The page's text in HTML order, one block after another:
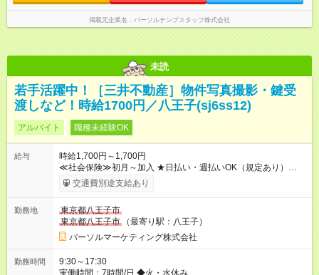
掲載元企業名 パーソルテンプスタッフ株式会社
未読
若手活躍中！［三井不動産］物件写真撮影・鍵受
渡しなど！時給1700円／八王子(sj6ss12)
アルバイト 職種未経験OK
給与
時給1,700円～1,700円
≪社会保険≫初月～加入 ★日払い・週払いOK（規定あり）
【試用期間】試用期間なし
交通費別途支給あり
勤務地
東京都八王子市
東京都八王子市
（最寄り駅：八王子）
パーソルマーケティング株式会社
勤務時間
9:30～17:30
実働時間：7時間/日 ◆火・水休み